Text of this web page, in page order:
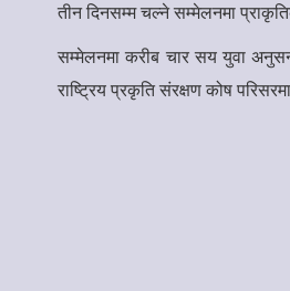
तीन दिनसम्म चल्ने सम्मेलनमा
सम्मेलनमा करीब चार सय युवा
राष्ट्रिय प्रकृति संरक्षण कोष